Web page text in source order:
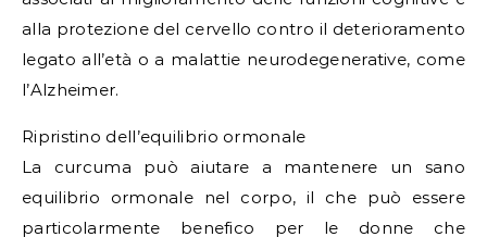
alla protezione del cervello contro il deterioramento
legato all’età o a malattie neurodegenerative, come
l’Alzheimer.
Ripristino dell’equilibrio ormonale
La curcuma può aiutare a mantenere un sano
equilibrio ormonale nel corpo, il che può essere
particolarmente benefico per le donne che